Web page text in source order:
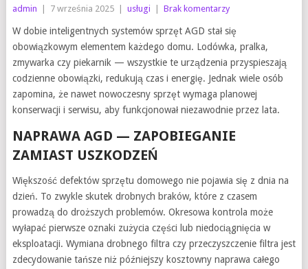
admin 7 września 2025 usługi Brak komentarzy
W dobie inteligentnych systemów sprzęt AGD stał się
obowiązkowym elementem każdego domu. Lodówka, pralka,
zmywarka czy piekarnik — wszystkie te urządzenia przyspieszają
codzienne obowiązki, redukują czas i energię. Jednak wiele osób
zapomina, że nawet nowoczesny sprzęt wymaga planowej
konserwacji i serwisu, aby funkcjonował niezawodnie przez lata.
NAPRAWA AGD — ZAPOBIEGANIE
ZAMIAST USZKODZEŃ
Większość defektów sprzętu domowego nie pojawia się z dnia na
dzień. To zwykle skutek drobnych braków, które z czasem
prowadzą do droższych problemów. Okresowa kontrola może
wyłapać pierwsze oznaki zużycia części lub niedociągnięcia w
eksploatacji. Wymiana drobnego filtra czy przeczyszczenie filtra jest
zdecydowanie tańsze niż późniejszy kosztowny naprawa całego